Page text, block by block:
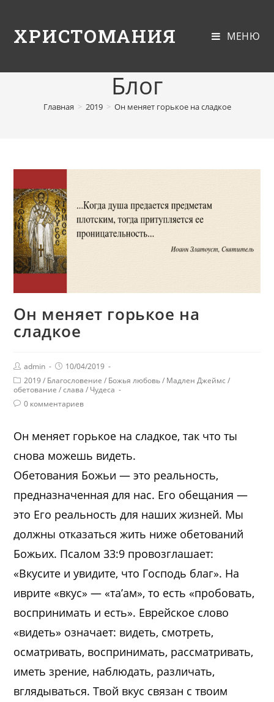
ХРИСТОМАНИЯ МЕНЮ
Блог
Главная > 2019 > Он меняет горькое на сладкое
Он меняет горькое на
сладкое
admin
10/04/2019
2019 / Благословение / Божья любовь / Мадлен Джеймс /
обетование / слава / Чудеса
0 комментариев
Он меняет горькое на сладкое, так что ты
снова можешь видеть.
Обетования Божьи — это реальность,
предназначенная для нас. Его обещания —
это Его реальность для наших жизней. Мы
должны отказаться жить ниже обетований
Божьих. Псалом 33:9 провозглашает:
«Вкусите и увидите, что Господь благ». На
иврите «вкус» — «та’ам», то есть «пробовать,
воспринимать и есть». Еврейское слово
«видеть» означает: видеть, смотреть,
осматривать, воспринимать, рассматривать,
иметь зрение, наблюдать, различать,
вглядываться. Твой вкус связан с твоим